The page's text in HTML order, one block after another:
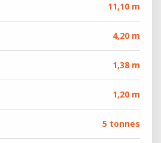
11,10 m
4,20 m
1,38 m
1,20 m
5 tonnes